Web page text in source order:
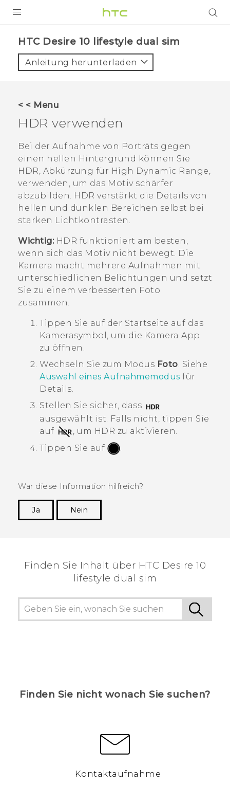
VIVE
UNTERSTÜTZUNG
HTC-Geräte und Zubehör
Anmelden
HTC Desire 10 lifestyle dual sim‎
Anleitung herunterladen
< < Menu
HDR verwenden
Bei der Aufnahme von Porträts gegen
einen hellen Hintergrund können Sie
HDR, Abkürzung für High Dynamic Range,
verwenden, um das Motiv schärfer
abzubilden. HDR verstärkt die Details von
hellen und dunklen Bereichen selbst bei
starken Lichtkontrasten.
Wichtig:HDR funktioniert am besten,
wenn sich das Motiv nicht bewegt. Die
Kamera macht mehrere Aufnahmen mit
unterschiedlichen Belichtungen und setzt
Sie zu einem verbesserten Foto
zusammen.
Tippen Sie auf der Startseite auf das
Kamerasymbol, um die Kamera App
zu öffnen.
Wechseln Sie zum Modus Foto. Siehe
Auswahl eines Aufnahmemodus für
Details.
Stellen Sie sicher, dass
ausgewählt ist. Falls nicht, tippen Sie
auf
, um HDR zu aktivieren.
Tippen Sie auf
.
War diese Information hilfreich?
Ja
Nein
Finden Sie Inhalt über‎ HTC Desire 10
lifestyle dual sim
Finden Sie nicht wonach Sie suchen?
Kontaktaufnahme